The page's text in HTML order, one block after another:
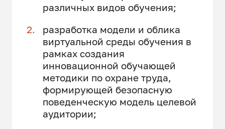
различных видов обучения;
разработка модели и облика
виртуальной среды обучения в
рамках создания
инновационной обучающей
методики по охране труда,
формирующей безопасную
поведенческую модель целевой
аудитории;